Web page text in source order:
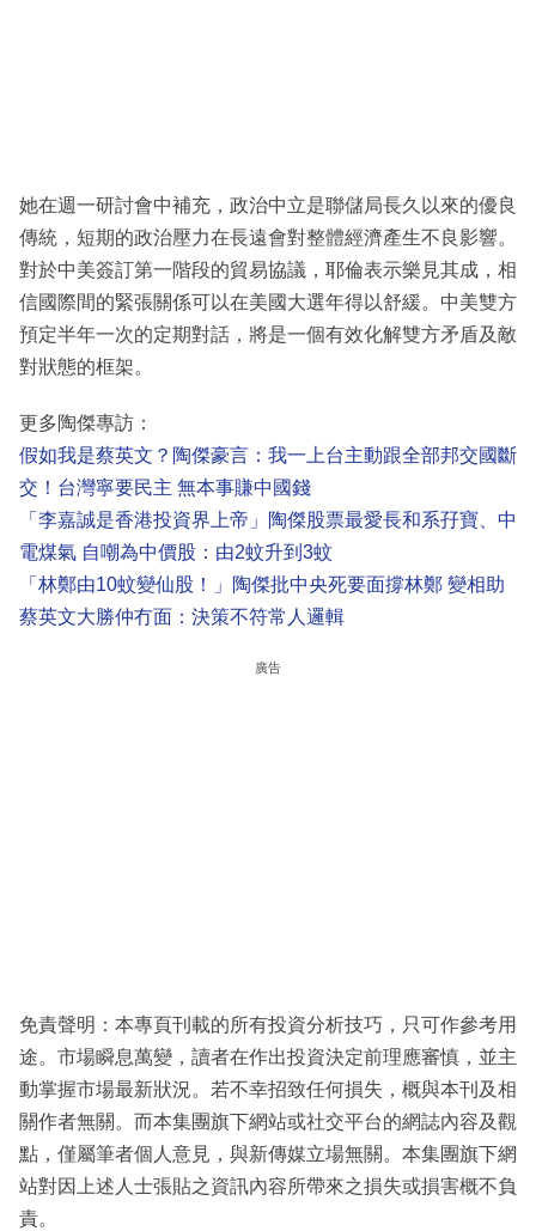
她在週一研討會中補充，政治中立是聯儲局長久以來的優良
傳統，短期的政治壓力在長遠會對整體經濟產生不良影響。
對於中美簽訂第一階段的貿易協議，耶倫表示樂見其成，相
信國際間的緊張關係可以在美國大選年得以舒緩。中美雙方
預定半年一次的定期對話，將是一個有效化解雙方矛盾及敵
對狀態的框架。
更多陶傑專訪：
假如我是蔡英文？陶傑豪言：我一上台主動跟全部邦交國斷
交！台灣寧要民主 無本事賺中國錢
「李嘉誠是香港投資界上帝」陶傑股票最愛長和系孖寶、中
電煤氣 自嘲為中價股：由2蚊升到3蚊
「林鄭由10蚊變仙股！」陶傑批中央死要面撐林鄭 變相助
蔡英文大勝仲冇面：決策不符常人邏輯
廣告
免責聲明：本專頁刊載的所有投資分析技巧，只可作參考用
途。市場瞬息萬變，讀者在作出投資決定前理應審慎，並主
動掌握市場最新狀況。若不幸招致任何損失，概與本刊及相
關作者無關。而本集團旗下網站或社交平台的網誌內容及觀
點，僅屬筆者個人意見，與新傳媒立場無關。本集團旗下網
站對因上述人士張貼之資訊內容所帶來之損失或損害概不負
責。